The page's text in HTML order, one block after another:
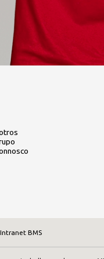
Intranet BMS